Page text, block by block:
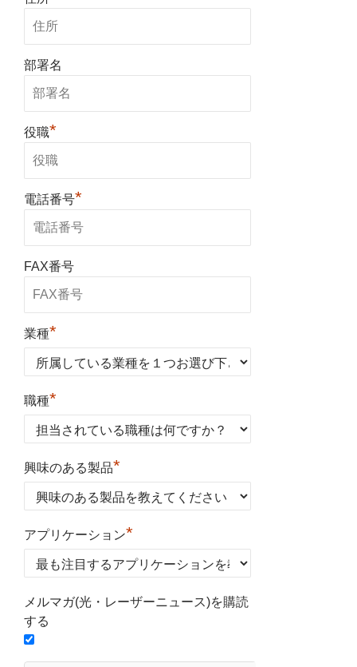
部署名
役職*
電話番号*
FAX番号
業種*
職種*
興味のある製品*
アプリケーション*
メルマガ(光・レーザーニュース)を購読
する